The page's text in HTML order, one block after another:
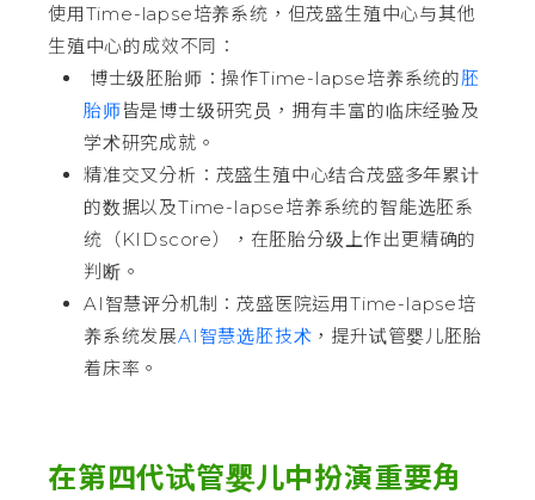
使用Time-lapse培养系统，但茂盛生殖中心与其他
生殖中心的成效不同：
博士级胚胎师：操作Time-lapse培养系统的胚
胎师皆是博士级研究员，拥有丰富的临床经验及
学术研究成就。
精准交叉分析：茂盛生殖中心结合茂盛多年累计
的数据以及Time-lapse培养系统的智能选胚系
统（KIDscore），在胚胎分级上作出更精确的
判断。
AI智慧评分机制：茂盛医院运用Time-lapse培
养系统发展AI智慧选胚技术 ，提升试管婴儿胚胎
着床率。
在第四代试管婴儿中扮演重要角